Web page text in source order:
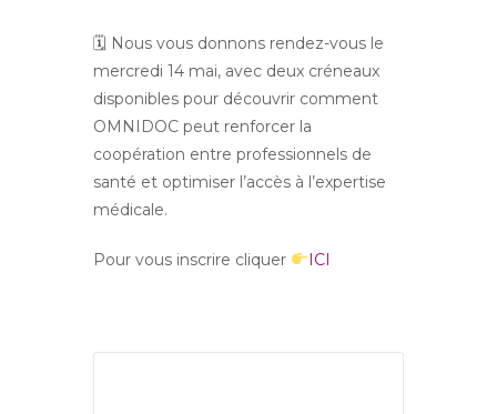
🗓 Nous vous donnons rendez-vous le
mercredi 14 mai, avec deux créneaux
disponibles pour découvrir comment
OMNIDOC peut renforcer la
coopération entre professionnels de
santé et optimiser l’accès à l’expertise
médicale.
Pour vous inscrire cliquer ICI